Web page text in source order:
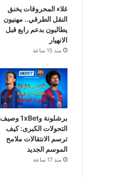
غلاء المحروقات يخنق
النقل الطرقي.. مهنيون
يطالبون بدعم رابع قبل
الانهيار
منذ 15 ساعة
برشلونة و1xBet وصيف
التحولات الكبرى: كيف
ترسم الانتقالات ملامح
الموسم الجديد
منذ 17 ساعة